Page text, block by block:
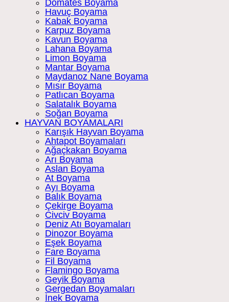
Domates Boyama
Havuç Boyama
Kabak Boyama
Karpuz Boyama
Kavun Boyama
Lahana Boyama
Limon Boyama
Mantar Boyama
Maydanoz Nane Boyama
Mısır Boyama
Patlıcan Boyama
Salatalık Boyama
Soğan Boyama
HAYVAN BOYAMALARI
Karışık Hayvan Boyama
Ahtapot Boyamaları
Ağaçkakan Boyama
Arı Boyama
Aslan Boyama
At Boyama
Ayı Boyama
Balık Boyama
Çekirge Boyama
Civciv Boyama
Deniz Atı Boyamaları
Dinozor Boyama
Eşek Boyama
Fare Boyama
Fil Boyama
Flamingo Boyama
Geyik Boyama
Gergedan Boyamaları
İnek Boyama